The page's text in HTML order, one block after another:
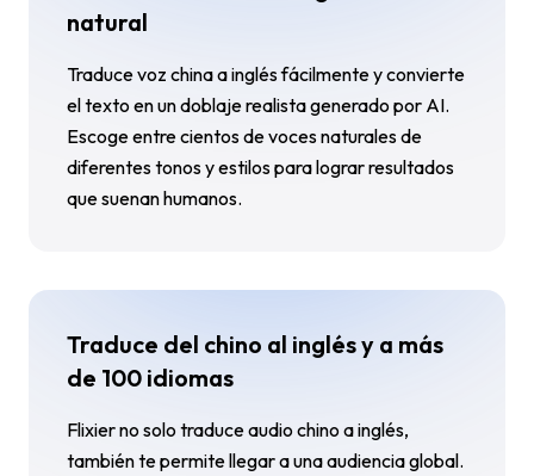
natural
Traduce voz china a inglés fácilmente y convierte
el texto en un doblaje realista generado por AI.
Escoge entre cientos de voces naturales de
diferentes tonos y estilos para lograr resultados
que suenan humanos.
Traduce del chino al inglés y a más
de 100 idiomas
Flixier no solo traduce audio chino a inglés,
también te permite llegar a una audiencia global.